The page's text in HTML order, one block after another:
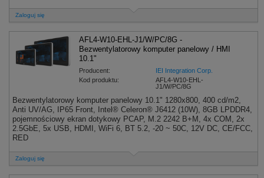
Zaloguj się
AFL4-W10-EHL-J1/W/PC/8G -
Bezwentylatorowy komputer panelowy / HMI
10.1"
Producent:
IEI Integration Corp.
Kod produktu:
AFL4-W10-EHL-
J1/W/PC/8G
Bezwentylatorowy komputer panelowy 10.1" 1280x800, 400 cd/m2,
Anti UV/AG, IP65 Front, Intel® Celeron® J6412 (10W), 8GB LPDDR4,
pojemnościowy ekran dotykowy PCAP, M.2 2242 B+M, 4x COM, 2x
2.5GbE, 5x USB, HDMI, WiFi 6, BT 5.2, -20 ~ 50C, 12V DC, CE/FCC,
RED
Zaloguj się